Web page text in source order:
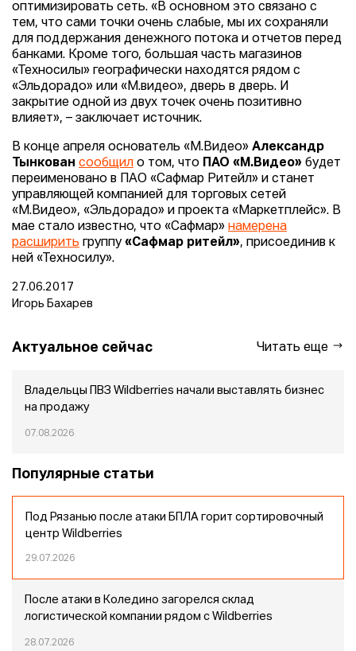
оптимизировать сеть. «В основном это связано с
тем, что сами точки очень слабые, мы их сохраняли
для поддержания денежного потока и отчетов перед
банками. Кроме того, большая часть магазинов
«Техносилы» географически находятся рядом с
«Эльдорадо» или «М.видео», дверь в дверь. И
закрытие одной из двух точек очень позитивно
влияет», – заключает источник.
В конце апреля основатель «М.Видео» Александр
Тынкован сообщил о том, что ПАО «М.Видео» будет
переименовано в ПАО «Сафмар Ритейл» и станет
управляющей компанией для торговых сетей
«М.Видео», «Эльдорадо» и проекта «Маркетплейс». В
мае стало известно, что «Сафмар» намерена
расширить группу «Сафмар ритейл», присоединив к
ней «Техносилу».
27.06.2017
Игорь Бахарев
Актуальное сейчас Читать еще
Владельцы ПВЗ Wildberries начали выставлять бизнес
на продажу
07.08.2026
Популярные статьи
Под Рязанью после атаки БПЛА горит сортировочный
центр Wildberries
29.07.2026
После атаки в Коледино загорелся склад
логистической компании рядом с Wildberries
28.07.2026